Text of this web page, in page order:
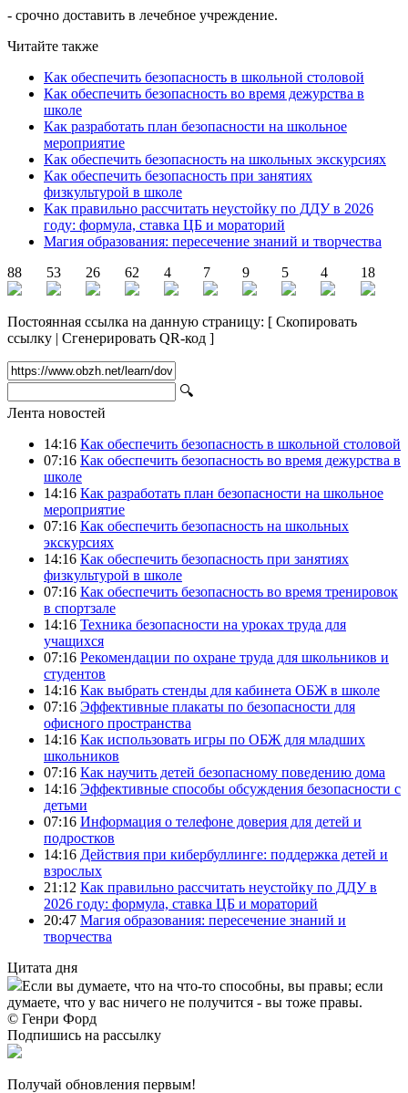
- срочно доставить в лечебное учреждение.
Читайте также
Как обеспечить безопасность в школьной столовой
Как обеспечить безопасность во время дежурства в
школе
Как разработать план безопасности на школьное
мероприятие
Как обеспечить безопасность на школьных экскурсиях
Как обеспечить безопасность при занятиях
физкультурой в школе
Как правильно рассчитать неустойку по ДДУ в 2026
году: формула, ставка ЦБ и мораторий
Магия образования: пересечение знаний и творчества
88
53 26 62 4 7 9 5 4 18
Постоянная ссылка на данную страницу: [ Скопировать
ссылку | Сгенерировать QR-код ]
🔍
Лента новостей
14:16 Как обеспечить безопасность в школьной столовой
07:16 Как обеспечить безопасность во время дежурства в
школе
14:16 Как разработать план безопасности на школьное
мероприятие
07:16 Как обеспечить безопасность на школьных
экскурсиях
14:16 Как обеспечить безопасность при занятиях
физкультурой в школе
07:16 Как обеспечить безопасность во время тренировок
в спортзале
14:16 Техника безопасности на уроках труда для
учащихся
07:16 Рекомендации по охране труда для школьников и
студентов
14:16 Как выбрать стенды для кабинета ОБЖ в школе
07:16 Эффективные плакаты по безопасности для
офисного пространства
14:16 Как использовать игры по ОБЖ для младших
школьников
07:16 Как научить детей безопасному поведению дома
14:16 Эффективные способы обсуждения безопасности с
детьми
07:16 Информация о телефоне доверия для детей и
подростков
14:16 Действия при кибербуллинге: поддержка детей и
взрослых
21:12 Как правильно рассчитать неустойку по ДДУ в
2026 году: формула, ставка ЦБ и мораторий
20:47 Магия образования: пересечение знаний и
творчества
Цитата дня
Если вы думаете, что на что-то способны, вы правы; если
думаете, что у вас ничего не получится - вы тоже правы.
© Генри Форд
Подпишись на рассылку
Получай обновления первым!